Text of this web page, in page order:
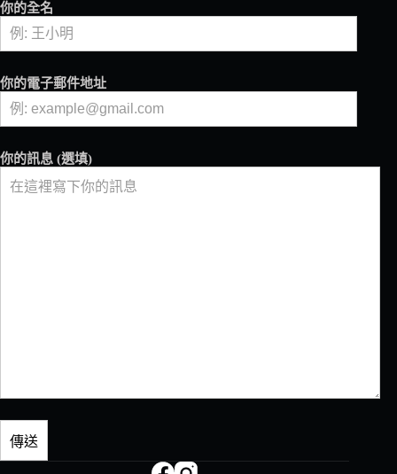
你的全名
你的電子郵件地址
你的訊息 (選填)